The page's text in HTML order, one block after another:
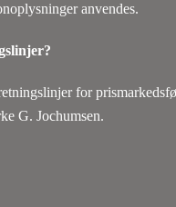
anvendes.
for
G. Jochumsen.